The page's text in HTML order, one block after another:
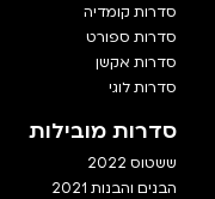
סדרות קומדיה
סדרות ספורט
סדרות אקשן
סדרות לוגי
סדרות מובילות
ששטוס 2022
הבנים והבנות 2021